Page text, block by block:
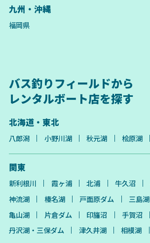
九州・沖縄
福岡県
バス釣りフィールドから
レンタルボート店を探す
北海道・東北
八郎潟 小野川湖 秋元湖 桧原湖
関東
新利根川 霞ヶ浦 北浦 牛久沼
神流湖
榛名湖 戸面原ダム 三島湖
亀山湖
片倉ダム 印旛沼
手賀沼
丹沢湖・三保ダム
津久井湖 相模湖